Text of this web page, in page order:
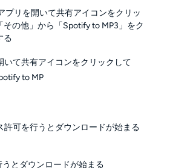
プリを開いて共有アイコンをクリッ
その他」から「Spotify to MP3」をク
る
許可を行うとダウンロードが始まる